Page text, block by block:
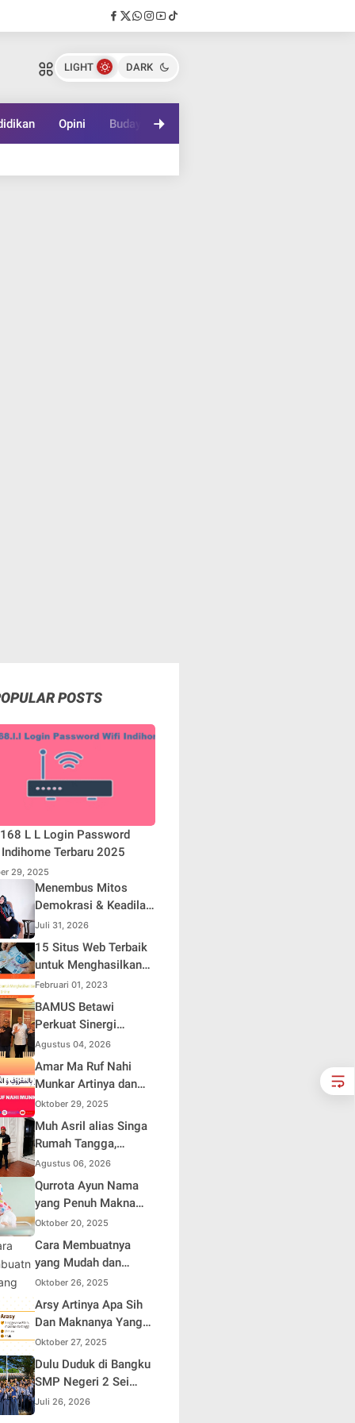
LIGHT DARK
Opini Budaya
POSTS
L L Login Password
Terbaru 2025
29, 2025
Menembus Mitos
Demokrasi & Keadilan
Sosial: Adv. Fara
Fariha Rodliyana
Soroti Distorsi
Simpati Publik dan
Aksi Main Hakim
Sendiri
Juli 31, 2026
15 Situs Web Terbaik
untuk Menghasilkan
Uang Online
Februari 01, 2023
BAMUS Betawi
Perkuat Sinergi
dengan Polda Metro
Jaya, Tegaskan
Komitmen Menjaga
Jakarta Aman, Damai,
dan Kondusif Jelang
HUT ke-81 Republik
Indonesia
Agustus 04, 2026
Amar Ma Ruf Nahi
Munkar Artinya dan
Maknanya dalam
Islam
Oktober 29, 2025
Muh Asril alias Singa
Rumah Tangga,
Kreator Kocak yang
Jago Bikin Kisah
Suami Takut Istri Jadi
Hiburan
Agustus 06, 2026
Qurrota Ayun Nama
yang Penuh Makna
dalam Kehidupan
Muslim Indonesia
Oktober 20, 2025
Cara Membuatnya
yang Mudah dan
Efisien untuk Pemula
Oktober 26, 2025
Arsy Artinya Apa Sih
Dan Maknanya Yang
Mendalam
Oktober 27, 2025
Dulu Duduk di Bangku
SMP Negeri 2 Sei
Rampah, Kini Penulis
Juli 26, 2026